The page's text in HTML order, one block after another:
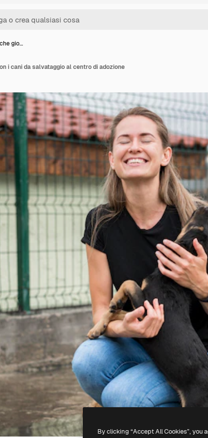
gio…
i cani da salvataggio al centro di adozione
By clicking “Accept All Cookies”,